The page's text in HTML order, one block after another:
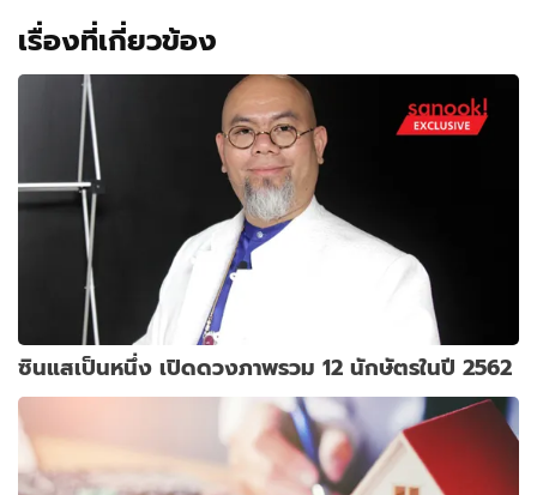
เรื่องที่เกี่ยวข้อง
ซินแสเป็นหนึ่ง เปิดดวงภาพรวม 12 นักษัตรในปี 2562